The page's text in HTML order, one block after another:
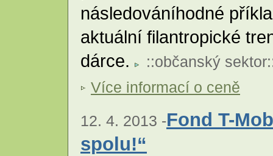
následováníhodné
aktuální filantropické
dárce.
::občanský sektor
Více informací o ceně
12. 4. 2013 -Fond T-
spolu!“